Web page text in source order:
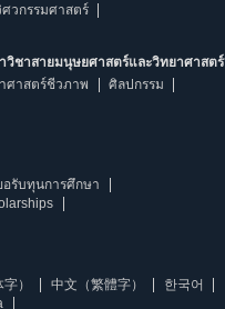
ศวกรรมศาสตร์
ชาสายมนุษยศาสตร์และวิทยาศาสตร์
ศาสตร์ชีวภาพ
ศิลปกรรม
อรับทุนการศึกษา
） 中文（繁體字）
한국어